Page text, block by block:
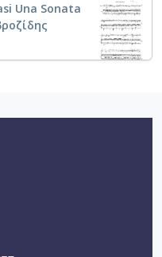
Una Sonata
στεκόσουν